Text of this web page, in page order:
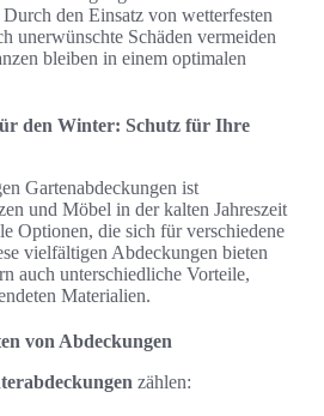
den Einsatz von wetterfesten
unerwünschte Schäden vermeiden
bleiben in einem optimalen
den Winter: Schutz für Ihre
Gartenabdeckungen ist
und Möbel in der kalten Jahreszeit
Optionen, die sich für verschiedene
vielfältigen Abdeckungen bieten
auch unterschiedliche Vorteile,
Materialien.
von Abdeckungen
zählen: